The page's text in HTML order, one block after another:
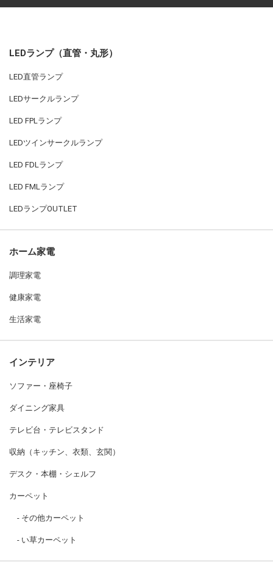
LEDランプ（直管・丸形）
LED直管ランプ
LEDサークルランプ
LED FPLランプ
LEDツインサークルランプ
LED FDLランプ
LED FMLランプ
LEDランプOUTLET
ホーム家電
調理家電
健康家電
生活家電
インテリア
ソファー・座椅子
ダイニング家具
テレビ台・テレビスタンド
収納（キッチン、衣類、玄関）
デスク・本棚・シェルフ
カーペット
その他カーペット
い草カーペット